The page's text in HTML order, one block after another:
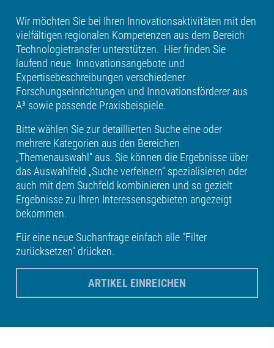
Wir möchten Sie bei Ihren Innovationsaktivitäten mit den
vielfältigen regionalen Kompetenzen aus dem Bereich
Technologietransfer unterstützen. Hier finden Sie
laufend neue Innovationsangebote und
Expertisebeschreibungen verschiedener
Forschungseinrichtungen und Innovationsförderer aus
A³ sowie passende Praxisbeispiele.
Bitte wählen Sie zur detaillierten Suche eine oder
mehrere Kategorien aus den Bereichen
„Themenauswahl“ aus. Sie können die Ergebnisse über
das Auswahlfeld „Suche verfeinern“ spezialisieren oder
auch mit dem Suchfeld kombinieren und so gezielt
Ergebnisse zu Ihren Interessensgebieten angezeigt
bekommen.
Für eine neue Suchanfrage einfach alle "Filter
zurücksetzen" drücken.
ARTIKEL EINREICHEN